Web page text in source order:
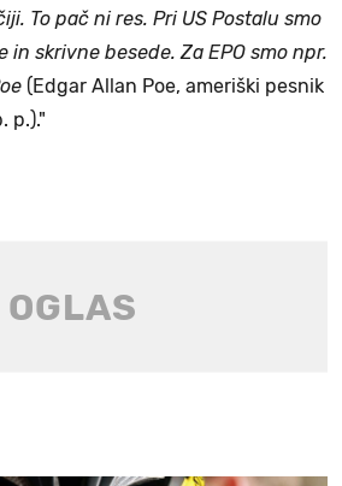
To pač ni res. Pri US Postalu smo
skrivne besede. Za EPO smo npr.
(Edgar Allan Poe, ameriški pesnik
p.)."